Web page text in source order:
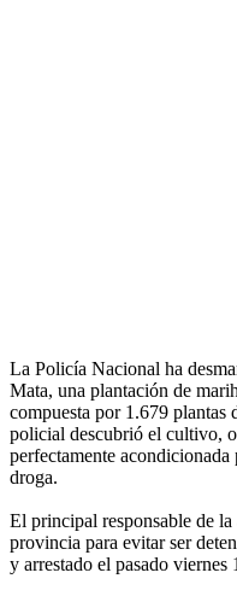
La Policía Nacional ha
Mata, una plantación de
compuesta por 1.679 plantas
policial descubrió el cultivo,
perfectamente
droga.
El principal responsable de
provincia para evitar ser
y arrestado el pasado